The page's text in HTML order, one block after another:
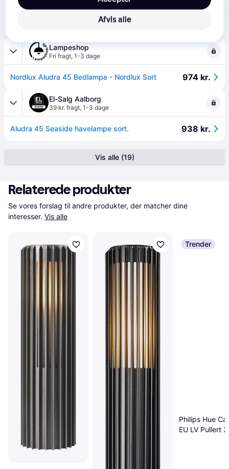
2-4 dage
Udendørslampe Nordlux, Aludra, dæmpbar, Sort, Aluminium
Lampeshop
Fri fragt, 1-3 dage
Nordlux Aludra 45 Bedlampe - Nordlux Sort 974 kr.
El-Salg Aalborg
39 kr. fragt, 1-3 dage
Aludra 45 Seaside havelampe sort. 938 kr.
Vis alle (19)
Relaterede produkter
Se vores forslag til andre produkter, der matcher dine
interesser. Vis alle
Trender
Philips Hue
EU LV Pullert
Afvis alle